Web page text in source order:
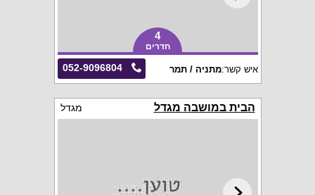
4
חדרים
052-9096804 איש קשר:מתניה / תמר
הבית במושבה מגדל מגדל